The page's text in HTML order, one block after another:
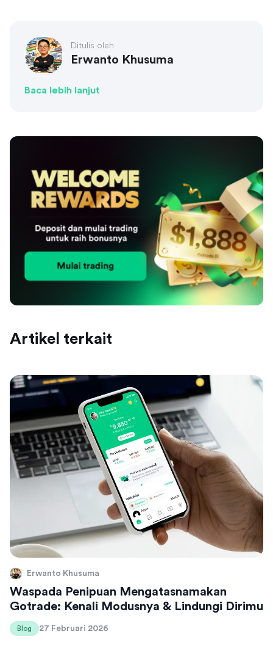
Ditulis oleh
Erwanto Khusuma
Baca lebih lanjut
Artikel terkait
Erwanto Khusuma
Waspada Penipuan Mengatasnamakan
Gotrade: Kenali Modusnya & Lindungi Dirimu
Blog 27 Februari 2026